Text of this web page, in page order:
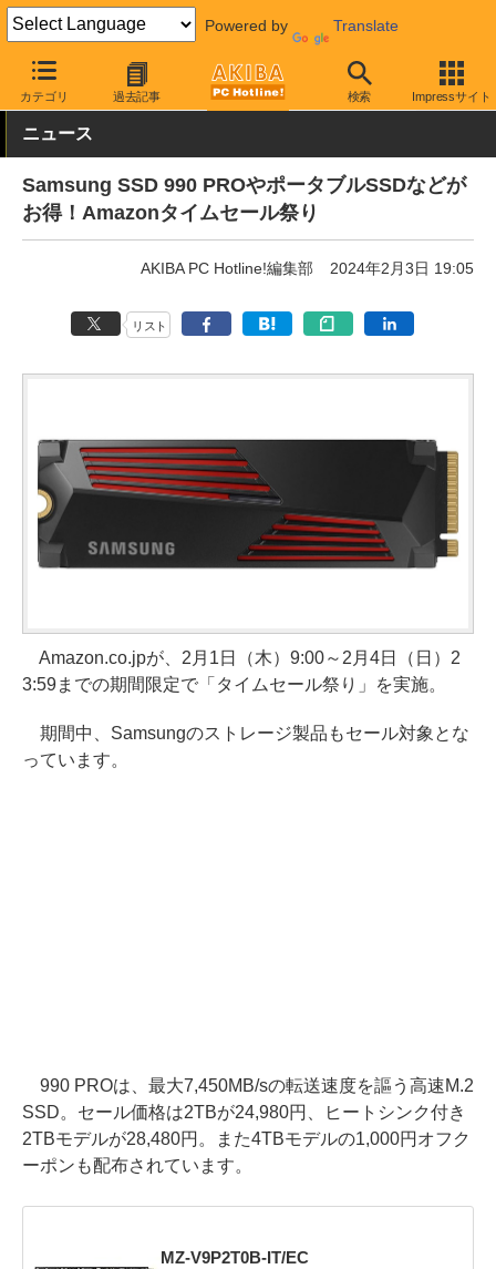
Powered by Translate
カテゴリ 過去記事 検索 Impressサイト
AKIBA PC Hotline! 秋葉原情報 価格情報 特価情報
ニュース
Samsung SSD 990 PROやポータブルSSDなどが
お得！Amazonタイムセール祭り
AKIBA PC Hotline!編集部 2024年2月3日 19:05
リスト
Amazon.co.jpが、2月1日（木）9:00～2月4日（日）2
3:59までの期間限定で「タイムセール祭り」を実施。
期間中、Samsungのストレージ製品もセール対象とな
っています。
990 PROは、最大7,450MB/sの転送速度を謳う高速M.2
SSD。セール価格は2TBが24,980円、ヒートシンク付き
2TBモデルが28,480円。また4TBモデルの1,000円オフク
ーポンも配布されています。
MZ-V9P2T0B-IT/EC